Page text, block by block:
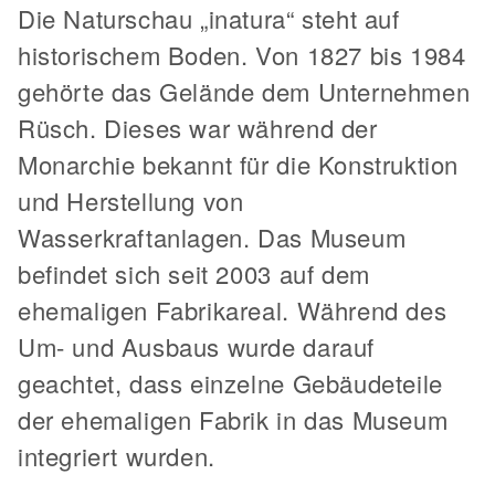
Die Naturschau „inatura“ steht auf
historischem Boden. Von 1827 bis 1984
gehörte das Gelände dem Unternehmen
Rüsch. Dieses war während der
Monarchie bekannt für die Konstruktion
und Herstellung von
Wasserkraftanlagen. Das Museum
befindet sich seit 2003 auf dem
ehemaligen Fabrikareal. Während des
Um- und Ausbaus wurde darauf
geachtet, dass einzelne Gebäudeteile
der ehemaligen Fabrik in das Museum
integriert wurden.